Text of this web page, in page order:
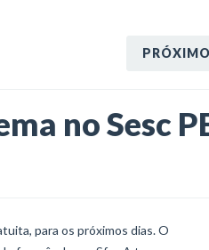
PRÓXIMO
no Sesc
para os próximos dias. O